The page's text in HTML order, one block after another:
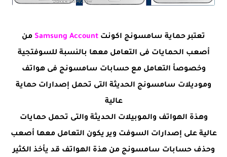
تعتبر حماية سامسونج اكونت Samsung Account من
أصعب الحمايات فى التعامل معها بالنسبة للسوفتجية
وخصوصأ التعامل مع حسابات سامسونج فى هواتف
وموديلات سامسونج الحديثة التى تحمل إصدارات حماية
عالية
وهذة الهواتف والموبيلات الحديثة والتى تحمل حمايات
عالية على إصدارات السوفت وير يكون التعامل معها أصعب
وحذف حسابات سامسونج من هذة الهواتف قد يأخذ الكثير